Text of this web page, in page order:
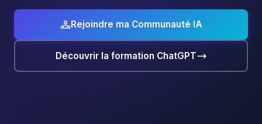
Rejoindre ma Communauté IA
Découvrir la formation ChatGPT